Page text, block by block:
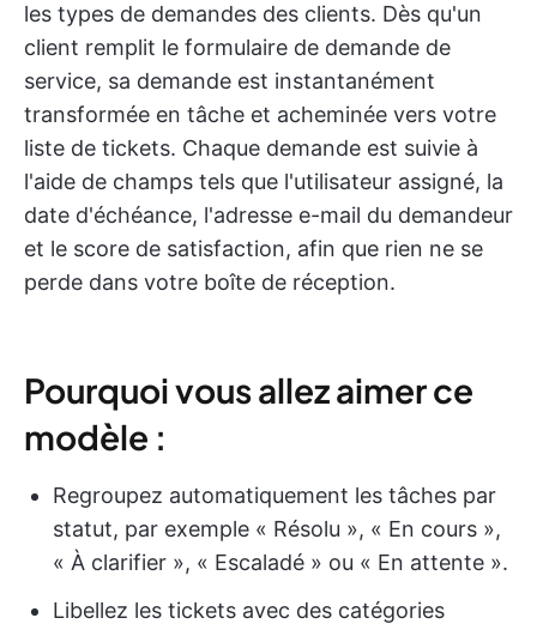
les types de demandes des clients. Dès qu'un
client remplit le formulaire de demande de
service, sa demande est instantanément
transformée en tâche et acheminée vers votre
liste de tickets. Chaque demande est suivie à
l'aide de champs tels que l'utilisateur assigné, la
date d'échéance, l'adresse e-mail du demandeur
et le score de satisfaction, afin que rien ne se
perde dans votre boîte de réception.
Pourquoi vous allez aimer ce
modèle :
Regroupez automatiquement les tâches par
statut, par exemple « Résolu », « En cours »,
« À clarifier », « Escaladé » ou « En attente ».
Libellez les tickets avec des catégories